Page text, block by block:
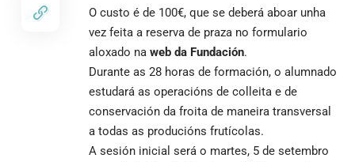
O custo é de 100€, que se deberá aboar unha
vez feita a reserva de praza no formulario
aloxado na web da Fundación.
Durante as 28 horas de formación, o alumnado
estudará as operacións de colleita e de
conservación da froita de maneira transversal
a todas as producións frutícolas.
A sesión inicial será o martes, 5 de setembro